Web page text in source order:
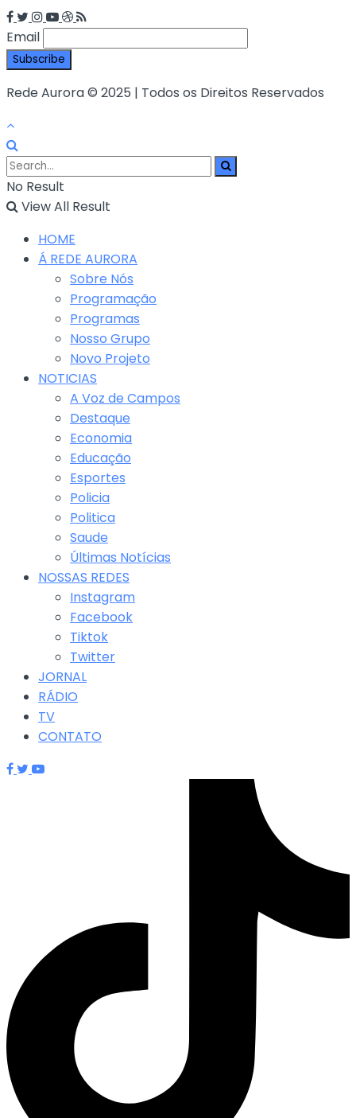
Email
Rede Aurora © 2025 | Todos os Direitos Reservados
No Result
View All Result
HOME
Á REDE AURORA
Sobre Nós
Programação
Programas
Nosso Grupo
Novo Projeto
NOTICIAS
A Voz de Campos
Destaque
Economia
Educação
Esportes
Policia
Politica
Saude
Últimas Notícias
NOSSAS REDES
Instagram
Facebook
Tiktok
Twitter
JORNAL
RÁDIO
TV
CONTATO